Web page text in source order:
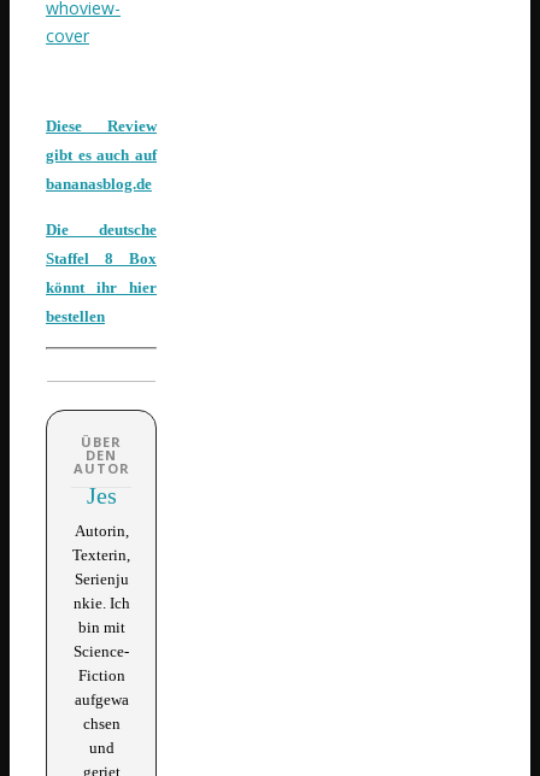
Diese Review
gibt es auch auf
bananasblog.de
Die deutsche
Staffel 8 Box
könnt ihr hier
bestellen
Jes
Autorin,
Texterin,
Serienju
nkie. Ich
bin mit
Science-
Fiction
aufgewa
chsen
und
geriet